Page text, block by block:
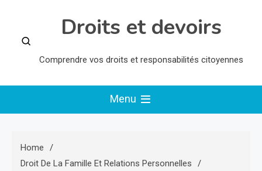
content
Droits et devoirs
Comprendre vos droits et responsabilités citoyennes
Menu
Home
Droit De La Famille Et Relations Personnelles